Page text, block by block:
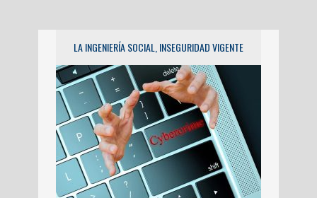
LA INGENIERÍA SOCIAL, INSEGURIDAD VIGENTE